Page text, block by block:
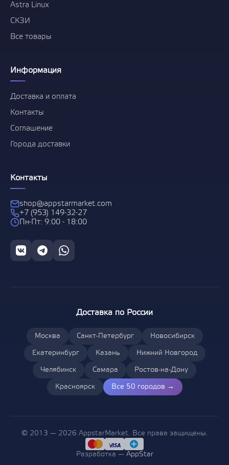
Astra Linux
СКЗИ
Все товары
Информация
Доставка и оплата
Контакты
Соглашение
Города доставки
Контакты
shop@appstarmarket.com
+7 (953) 149-32-27
Пн-Пт: 9:00 - 18:00
Доставка по России
Москва Санкт-Петербург
Новосибирск
Екатеринбург
Казань
Нижний Новгород
Челябинск
Самара
Ростов-на-Дону
Красноярск
Все 50 городов →
© 2013 — 2026 AppstarMarket. Все права защищены.
Разработка — AppStar